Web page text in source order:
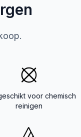
voor chemisch
reinigen